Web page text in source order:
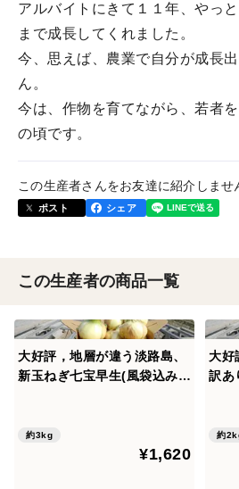
アルバイトにきて１１年、やっ
まで成長してくれました。
今、思えば、農業で自分が成長
ん。
今は、作物を育てながら、若者
の頃です。
この生産者さんをお友達に紹介しませ
ポスト シェア
この生産者の商品一覧
大好評，地層が違う淡路島、
新玉ねぎ七宝早生(風袋込み3
約3kg
¥1,620
大好
訳あ
約